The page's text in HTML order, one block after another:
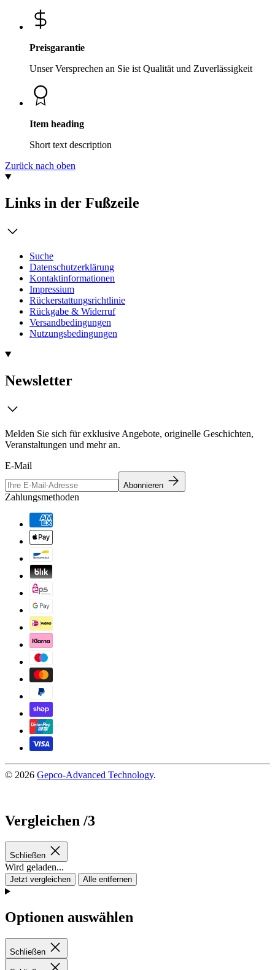
Preisgarantie
Unser Versprechen an Sie ist Qualität und Zuverlässigkeit
Item heading
Short text description
Zurück nach oben
Links in der Fußzeile
Suche
Datenschutzerklärung
Kontaktinformationen
Impressium
Rückerstattungsrichtlinie
Rückgabe & Widerruf
Versandbedingungen
Nutzungsbedingungen
Newsletter
Melden Sie sich für exklusive Angebote, originelle Geschichten,
Veranstaltungen und mehr an.
E-Mail
Abonnieren
Zahlungsmethoden
© 2026 Gepco-Advanced Technology.
Vergleichen /3
Schließen
Wird geladen...
Jetzt vergleichen Alle entfernen
Optionen auswählen
Schließen